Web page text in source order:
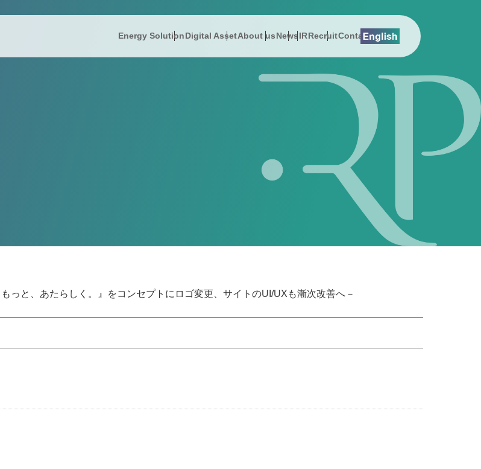
Energy Solution
補助金支援コンサルティング事業
EMSエネマネ
ZEBプランナー
ReafCoreX
Remix Battery
GROWATT
Digital Asset
Digital Asset
About us
沿革
サステナビリティ
女性活躍推進
子会社（シールエンジニアリング）
News
プレスリリース
IR
株主総会関連資料
RecruitContact
っと、あたらしく。』をコンセプトにロゴ変更、サイトのUI/UXも漸次改善へ－